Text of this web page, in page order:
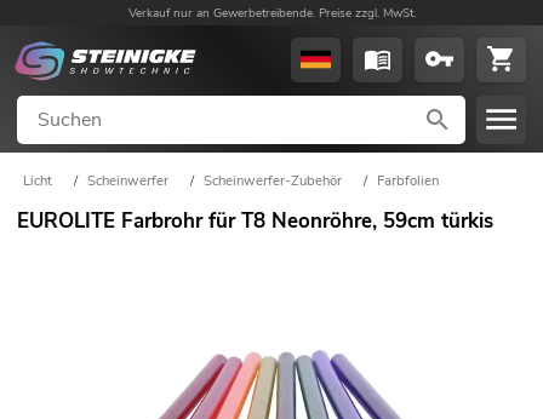
Verkauf nur an Gewerbetreibende. Preise zzgl. MwSt.
Licht / Scheinwerfer / Scheinwerfer-Zubehör / Farbfolien
EUROLITE Farbrohr für T8 Neonröhre, 59cm türkis